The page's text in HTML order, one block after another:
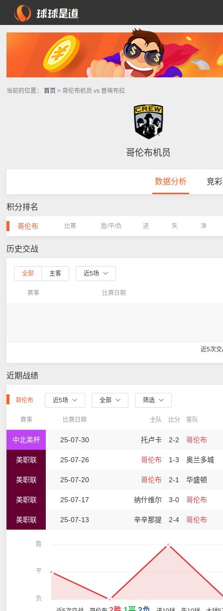
当前的位置： 首页 > 哥伦布机员 vs 普埃布拉
哥伦布机员
数据分析 竞
积分排名
哥伦布 比赛 胜/平/负 进 失 净
历史交战
全部 主客 近5场
赛事 比赛日期
近5次
近期战绩
哥伦布 近5场 全部 筛选
赛事 比赛日期 主队 比分 客队
中北美杯 25-07-30 托卢卡 2-2 哥伦布
美职联 25-07-26 哥伦布 1-3 奥兰多城
美职联 25-07-20 哥伦布 2-1 华盛顿
美职联 25-07-17 纳什维尔 3-0 哥伦布
美职联 25-07-13 辛辛那提 2-4 哥伦布
胜
平
负